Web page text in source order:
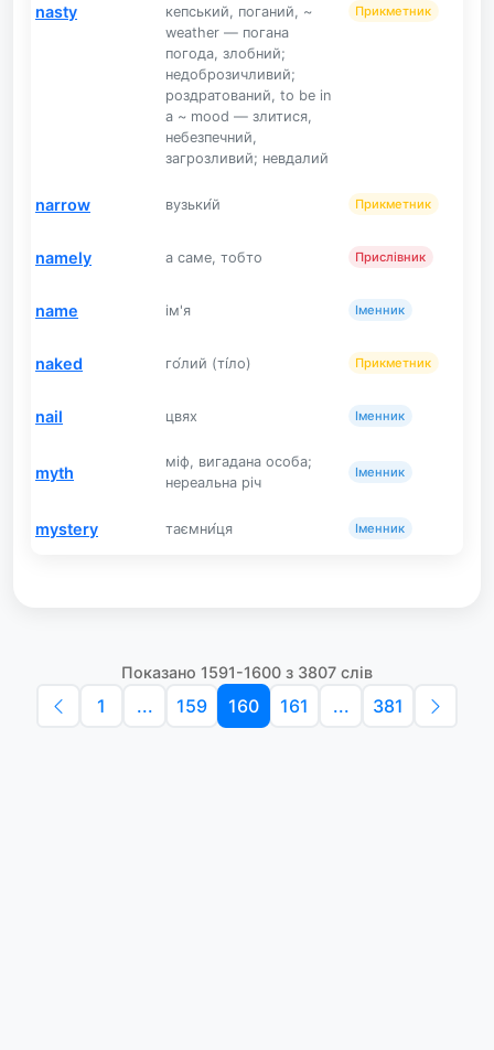
nasty
кепський, поганий, ~
weather — погана
погода, злобний;
недоброзичливий;
роздратований, to be in
a ~ mood — злитися,
небезпечний,
загрозливий; невдалий
Прикметник
narrow вузьки́й Прикметник
namely а саме, тобто Прислівник
name ім'я Іменник
naked го́лий (ті́ло) Прикметник
nail цвях Іменник
myth
міф, вигадана особа;
нереальна річ
Іменник
mystery таємни́ця Іменник
Показано 1591-1600 з 3807 слів
1 ... 159 160 161 ... 381